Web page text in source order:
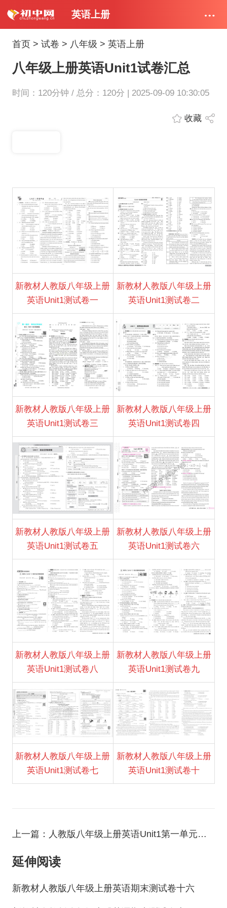
英语上册
首页 > 试卷 > 八年级 > 英语上册
八年级上册英语Unit1试卷汇总
时间：120分钟 / 总分：120分 | 2025-09-09 10:30:05
收藏
新教材人教版八年级上册
英语Unit1测试卷一
新教材人教版八年级上册
英语Unit1测试卷二
新教材人教版八年级上册
英语Unit1测试卷三
新教材人教版八年级上册
英语Unit1测试卷四
新教材人教版八年级上册
英语Unit1测试卷五
新教材人教版八年级上册
英语Unit1测试卷六
新教材人教版八年级上册
英语Unit1测试卷八
新教材人教版八年级上册
英语Unit1测试卷九
新教材人教版八年级上册
英语Unit1测试卷七
新教材人教版八年级上册
英语Unit1测试卷十
上一篇：人教版八年级上册英语Unit1第一单元测试卷十六
延伸阅读
新教材人教版八年级上册英语期末测试卷十六